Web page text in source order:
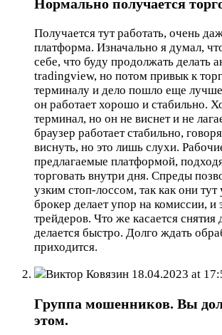
Нормально получается
Получается тут работать, очень
платформа. Изначально я думал,
себе, что буду продолжать делать
tradingview, но потом привык к
терминалу и дело пошло еще
он работает хорошо и стабильно.
терминал, но он не виснет и не
браузер работает стабильно,
виснуть, но это лишь слухи.
предлагаемые платформой,
торговать внутри дня. Спреды
узким стоп-лоссом, так как они тут
брокер делает упор на комиссии, и
трейдеров. Что же касается снятия
делается быстро. Долго ждать
приходится.
Виктор Ковязин 18.04.2023 at
Группа мошенников. Вы
этом.